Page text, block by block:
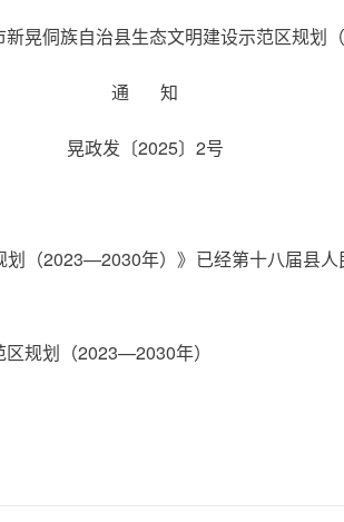
新晃侗族自治县生态文明建设示范区规划
通 知
晃政发〔2025〕2号
（2023—2030年）》已经第十八届县
规划（2023—2030年）